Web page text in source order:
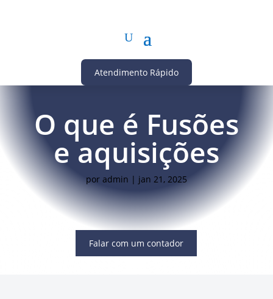
Atendimento Rápido
O que é Fusões
e aquisições
por admin | jan 21, 2025
Falar com um contador